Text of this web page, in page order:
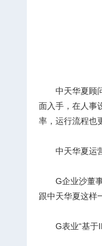
中天华夏顾
面入手，在人事
率，运行流程也
中天华夏运
G企业沙董
跟中天华夏这样
G表业“基